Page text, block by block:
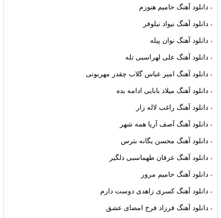
دانلود آهنگ حامیم هنوزم
دانلود آهنگ نیواد نیلوفر
دانلود آهنگ نوان پیله
دانلود آهنگ علی لهراسبی تله
دانلود آهنگ امیر عباس گلاب چقدر مهربونی
دانلود آهنگ میلاد بابایی ادامه بده
دانلود آهنگ راغب لاله زار
دانلود آهنگ آصف آریا همه شهر
دانلود آهنگ محسن یگانه بترس
دانلود آهنگ عرفان طهماسبی دلگیر
دانلود آهنگ حامیم مرور
دانلود آهنگ کسری زاهدی دوست دارم
دانلود آهنگ فرزاد فرخ امضای عشق